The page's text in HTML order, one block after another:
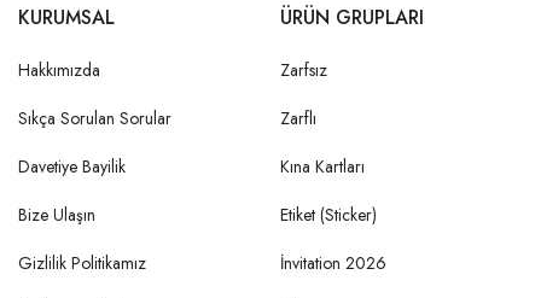
KURUMSAL
Hakkımızda
Sıkça Sorulan Sorular
Davetiye Bayilik
Bize Ulaşın
Gizlilik Politikamız
ÜRÜN GRUPLARI
Zarfsız
Zarflı
Kına Kartları
Etiket (Sticker)
İnvitation 2026